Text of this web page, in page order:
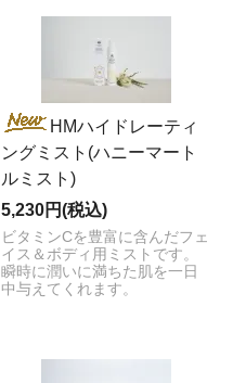
HMハイドレーティ
ングミスト(ハニーマート
ルミスト)
5,230円(税込)
ビタミンCを豊富に含んだフェ
イス＆ボディ用ミストです。
瞬時に潤いに満ちた肌を一日
中与えてくれます。